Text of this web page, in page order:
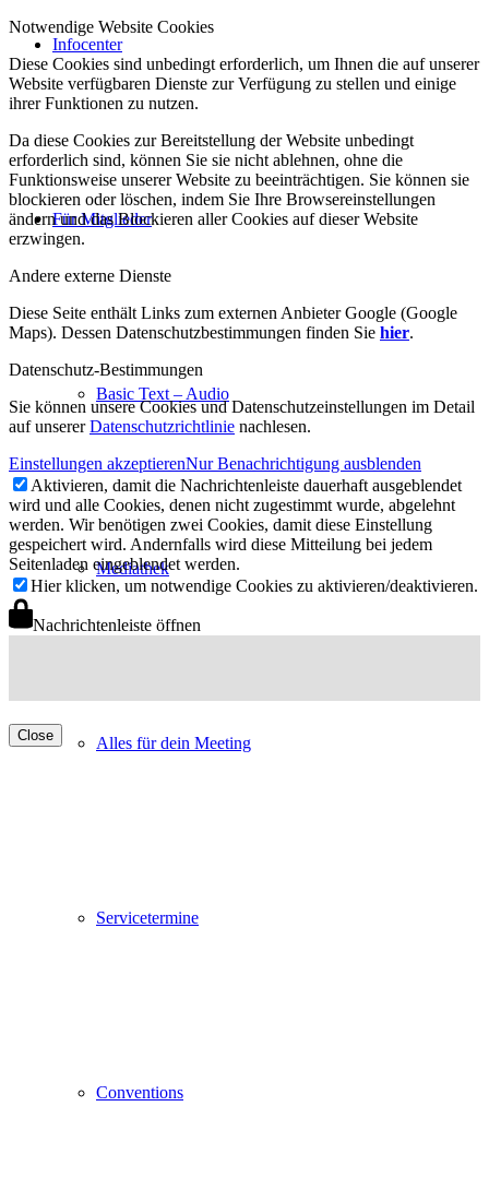
Infocenter
Für Mitglieder
Basic Text – Audio
Mediathek
Alles für dein Meeting
Servicetermine
Conventions
Notwendige Website Cookies
Diese Cookies sind unbedingt erforderlich, um Ihnen die auf unserer
Website verfügbaren Dienste zur Verfügung zu stellen und einige
ihrer Funktionen zu nutzen.
Da diese Cookies zur Bereitstellung der Website unbedingt
erforderlich sind, können Sie sie nicht ablehnen, ohne die
Funktionsweise unserer Website zu beeinträchtigen. Sie können sie
blockieren oder löschen, indem Sie Ihre Browsereinstellungen
ändern und das Blockieren aller Cookies auf dieser Website
erzwingen.
Andere externe Dienste
Diese Seite enthält Links zum externen Anbieter Google (Google
Maps). Dessen Datenschutzbestimmungen finden Sie hier.
Datenschutz-Bestimmungen
Sie können unsere Cookies und Datenschutzeinstellungen im Detail
auf unsererDatenschutzrichtlinie nachlesen.
Einstellungen akzeptierenNur Benachrichtigung ausblenden
Aktivieren, damit die Nachrichtenleiste dauerhaft ausgeblendet
wird und alle Cookies, denen nicht zugestimmt wurde, abgelehnt
werden. Wir benötigen zwei Cookies, damit diese Einstellung
gespeichert wird. Andernfalls wird diese Mitteilung bei jedem
Seitenladen eingeblendet werden.
Hier klicken, um notwendige Cookies zu aktivieren/deaktivieren.
Nachrichtenleiste öffnen
Close